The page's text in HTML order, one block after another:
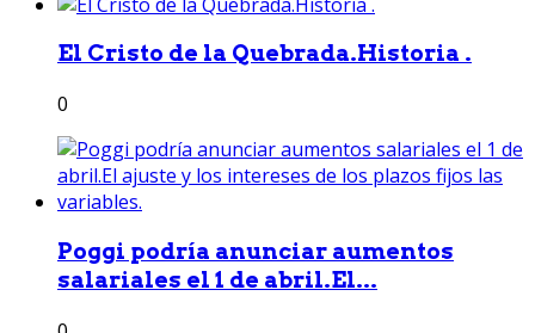
El Cristo de la Quebrada.Historia .
0
Poggi podría anunciar aumentos
salariales el 1 de abril.El...